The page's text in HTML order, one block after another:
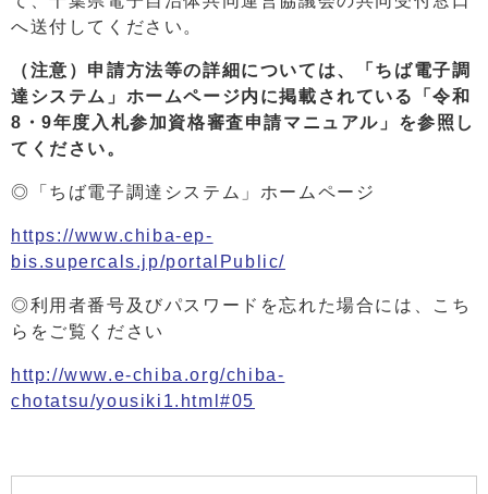
へ送付してください。
（注意）申請方法等の詳細については、「ちば電子調
達システム」ホームページ内に掲載されている「令和
8・9年度入札参加資格審査申請マニュアル」を参照し
てください。
◎「ちば電子調達システム」ホームページ
https://www.chiba-ep-
bis.supercals.jp/portalPublic/
◎利用者番号及びパスワードを忘れた場合には、こち
らをご覧ください
http://www.e-chiba.org/chiba-
chotatsu/yousiki1.html#05